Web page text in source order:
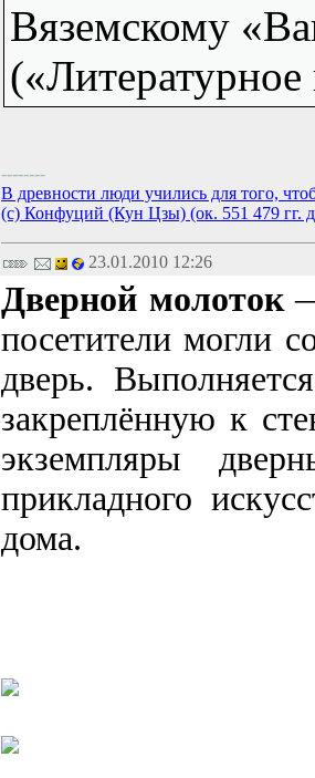
Вяземскому
--------
В древности люди учились для того,
(с) Конфуций (Кун Цзы) (ок. 551 479 гг.
23.01.2010 12:26
Дверной молоток—
посетители могли
дверь.
закреплённую к
экземпляры
прикладного
дома.